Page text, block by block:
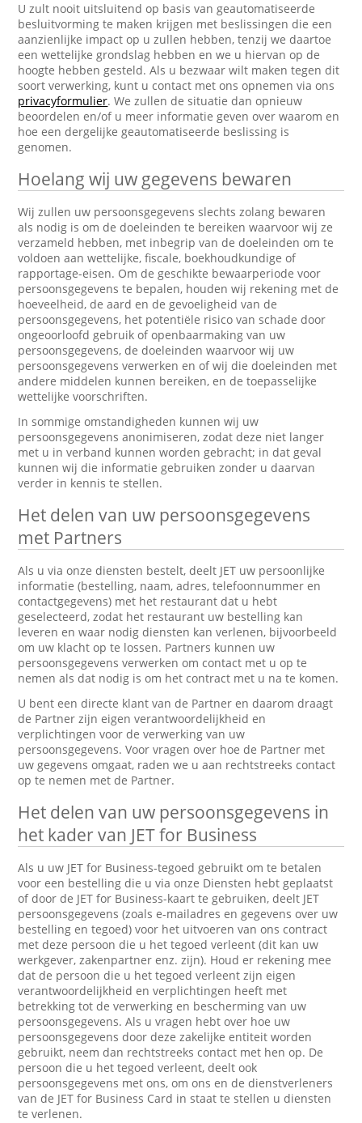
U zult nooit uitsluitend op basis van geautomatiseerde
besluitvorming te maken krijgen met beslissingen die een
aanzienlijke impact op u zullen hebben, tenzij we daartoe
een wettelijke grondslag hebben en we u hiervan op de
hoogte hebben gesteld. Als u bezwaar wilt maken tegen dit
soort verwerking, kunt u contact met ons opnemen via ons
privacyformulier. We zullen de situatie dan opnieuw
beoordelen en/of u meer informatie geven over waarom en
hoe een dergelijke geautomatiseerde beslissing is
genomen.
Hoelang wij uw gegevens bewaren
Wij zullen uw persoonsgegevens slechts zolang bewaren
als nodig is om de doeleinden te bereiken waarvoor wij ze
verzameld hebben, met inbegrip van de doeleinden om te
voldoen aan wettelijke, fiscale, boekhoudkundige of
rapportage-eisen. Om de geschikte bewaarperiode voor
persoonsgegevens te bepalen, houden wij rekening met de
hoeveelheid, de aard en de gevoeligheid van de
persoonsgegevens, het potentiële risico van schade door
ongeoorloofd gebruik of openbaarmaking van uw
persoonsgegevens, de doeleinden waarvoor wij uw
persoonsgegevens verwerken en of wij die doeleinden met
andere middelen kunnen bereiken, en de toepasselijke
wettelijke voorschriften.
In sommige omstandigheden kunnen wij uw
persoonsgegevens anonimiseren, zodat deze niet langer
met u in verband kunnen worden gebracht; in dat geval
kunnen wij die informatie gebruiken zonder u daarvan
verder in kennis te stellen.
Het delen van uw persoonsgegevens
met Partners
Als u via onze diensten bestelt, deelt JET uw persoonlijke
informatie (bestelling, naam, adres, telefoonnummer en
contactgegevens) met het restaurant dat u hebt
geselecteerd, zodat het restaurant uw bestelling kan
leveren en waar nodig diensten kan verlenen, bijvoorbeeld
om uw klacht op te lossen. Partners kunnen uw
persoonsgegevens verwerken om contact met u op te
nemen als dat nodig is om het contract met u na te komen.
U bent een directe klant van de Partner en daarom draagt
de Partner zijn eigen verantwoordelijkheid en
verplichtingen voor de verwerking van uw
persoonsgegevens. Voor vragen over hoe de Partner met
uw gegevens omgaat, raden we u aan rechtstreeks contact
op te nemen met de Partner.
Het delen van uw persoonsgegevens in
het kader van JET for Business
Als u uw JET for Business-tegoed gebruikt om te betalen
voor een bestelling die u via onze Diensten hebt geplaatst
of door de JET for Business-kaart te gebruiken, deelt JET
persoonsgegevens (zoals e-mailadres en gegevens over uw
bestelling en tegoed) voor het uitvoeren van ons contract
met deze persoon die u het tegoed verleent (dit kan uw
werkgever, zakenpartner enz. zijn). Houd er rekening mee
dat de persoon die u het tegoed verleent zijn eigen
verantwoordelijkheid en verplichtingen heeft met
betrekking tot de verwerking en bescherming van uw
persoonsgegevens. Als u vragen hebt over hoe uw
persoonsgegevens door deze zakelijke entiteit worden
gebruikt, neem dan rechtstreeks contact met hen op. De
persoon die u het tegoed verleent, deelt ook
persoonsgegevens met ons, om ons en de dienstverleners
van de JET for Business Card in staat te stellen u diensten
te verlenen.